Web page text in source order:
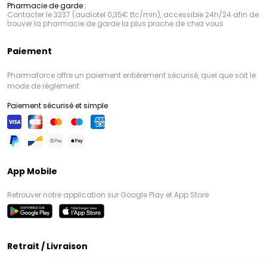
Pharmacie de garde :
Contacter le 3237 (audiotel 0,35€ ttc/min), accessible 24h/24 afin de
trouver la pharmacie de garde la plus proche de chez vous
Paiement
Pharmaforce offre un paiement entièrement sécurisé, quel que soit le
mode de règlement
Paiement sécurisé et simple
App Mobile
Retrouver notre application sur Google Play et App Store
Retrait / Livraison